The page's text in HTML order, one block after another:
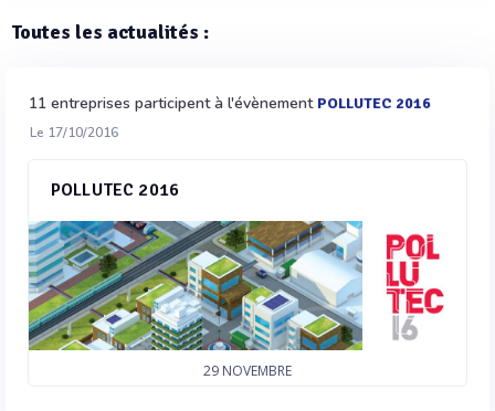
Toutes les actualités :
11 entreprises participent à l'évènement POLLUTEC 2016
Le 17/10/2016
POLLUTEC 2016
29 NOVEMBRE